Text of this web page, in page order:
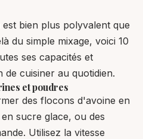
bien plus polyvalent que
du simple mixage, voici 10
ses capacités et
cuisiner au quotidien.
et poudres
des flocons d'avoine en
sucre glace, ou des
Utilisez la vitesse